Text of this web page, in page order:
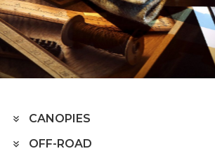
Home PRODUCTS AUTO HOME
CANOPIES
OFF-ROAD